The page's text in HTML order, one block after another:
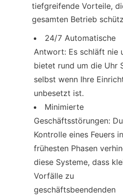
tiefgreifende Vorteile,
gesamten Betrieb
24/7 Automatische
Antwort: Es schläft nie
bietet rund um die Uhr
selbst wenn Ihre
unbesetzt ist.
Minimierte
Geschäftsstörungen:
Kontrolle eines Feuers
frühesten Phasen
diese Systeme, dass
Vorfälle zu
geschäftsbeendenden